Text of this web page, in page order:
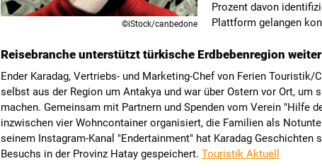
©iStock/canbedone
Prozent davon
Plattform gelangen
Reisebranche unterstützt türkische Erdbebenregion weiter
Ender Karadag, Vertriebs- und Marketing-Chef von Ferien Touristik/
selbst aus der Region um Antakya und war über Ostern vor Ort, um
machen. Gemeinsam mit Partnern und Spenden vom Verein "Hilfe
inzwischen vier Wohncontainer organisiert, die Familien als
seinem Instagram-Kanal "Endertainment" hat Karadag Geschichten
Besuchs in der Provinz Hatay gespeichert. Touristik Aktuell